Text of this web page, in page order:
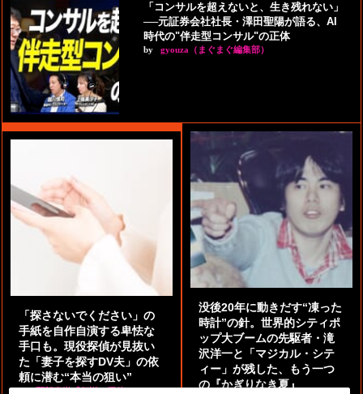
「コンサルを超えないと、生き残れない」
──元証券会社社長・澤田聖陽が語る、AI
時代の"伴走型コンサル"の正体
by gyouza（まぐまぐ編集部）
「探さないでください」の
手紙を自作自演する卑怯な
手口も。現役探偵が見抜い
た「妻子を探すDV夫」の依
頼に潜む“本当の狙い”
by 阿部泰尚『伝説の探偵』
没後20年に動きだす“凍った
時計”の針。世界的シティポ
ップ大ブームの先駆者・滝
沢洋一と「マジカル・シテ
ィー」が残した、もう一つ
の『かぎりなき夏』